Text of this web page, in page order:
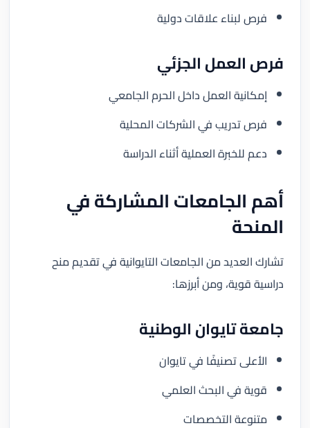
فرص لبناء علاقات دولية
فرص العمل الجزئي
إمكانية العمل داخل الحرم الجامعي
فرص تدريب في الشركات المحلية
دعم للخبرة العملية أثناء الدراسة
أهم الجامعات المشاركة في
المنحة
تشارك العديد من الجامعات التايوانية في تقديم منح
دراسية قوية، ومن أبرزها:
جامعة تايوان الوطنية
الأعلى تصنيفًا في تايوان
قوية في البحث العلمي
متنوعة التخصصات